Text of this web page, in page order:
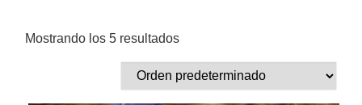
Mostrando los 5 resultados